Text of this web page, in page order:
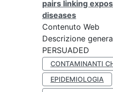
pairs linking
diseases
Contenuto Web
Descrizione
PERSUADED
CONTAMINANTI
EPIDEMIOLOGIA